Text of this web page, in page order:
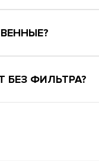
БЕЗ ФИЛЬТРА?